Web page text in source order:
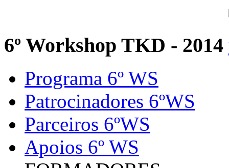
6º Workshop TKD - 2014
Programa 6º WS
Patrocinadores 6ºWS
Parceiros 6ºWS
Apoios 6º WS